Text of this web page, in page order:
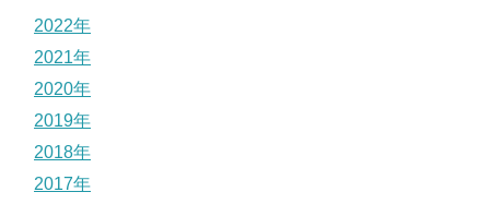
2022年
2021年
2020年
2019年
2018年
2017年